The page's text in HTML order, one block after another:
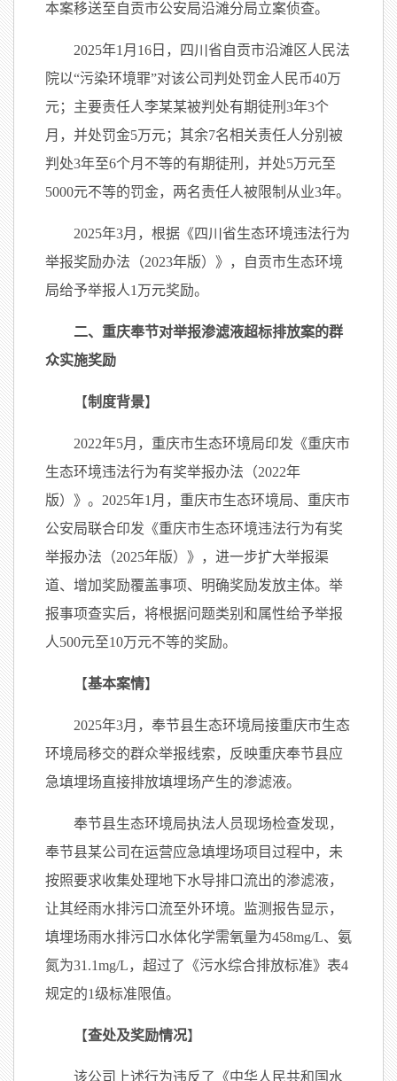
本案移送至自贡市公安局沿滩分局立案侦查。
2025年1月16日，四川省自贡市沿滩区人民法
院以“污染环境罪”对该公司判处罚金人民币40万
元；主要责任人李某某被判处有期徒刑3年3个
月，并处罚金5万元；其余7名相关责任人分别被
判处3年至6个月不等的有期徒刑，并处5万元至
5000元不等的罚金，两名责任人被限制从业3年。
2025年3月，根据《四川省生态环境违法行为
举报奖励办法（2023年版）》，自贡市生态环境
局给予举报人1万元奖励。
二、重庆奉节对举报渗滤液超标排放案的群
众实施奖励
【制度背景】
2022年5月，重庆市生态环境局印发《重庆市
生态环境违法行为有奖举报办法（2022年
版）》。2025年1月，重庆市生态环境局、重庆市
公安局联合印发《重庆市生态环境违法行为有奖
举报办法（2025年版）》，进一步扩大举报渠
道、增加奖励覆盖事项、明确奖励发放主体。举
报事项查实后，将根据问题类别和属性给予举报
人500元至10万元不等的奖励。
【基本案情】
2025年3月，奉节县生态环境局接重庆市生态
环境局移交的群众举报线索，反映重庆奉节县应
急填埋场直接排放填埋场产生的渗滤液。
奉节县生态环境局执法人员现场检查发现，
奉节县某公司在运营应急填埋场项目过程中，未
按照要求收集处理地下水导排口流出的渗滤液，
让其经雨水排污口流至外环境。监测报告显示，
填埋场雨水排污口水体化学需氧量为458mg/L、氨
氮为31.1mg/L，超过了《污水综合排放标准》表4
规定的1级标准限值。
【查处及奖励情况】
该公司上述行为违反了《中华人民共和国水